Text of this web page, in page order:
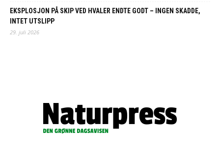
EKSPLOSJON PÅ SKIP VED HVALER ENDTE GODT – INGEN SKADDE,
INTET UTSLIPP
29. juli 2026